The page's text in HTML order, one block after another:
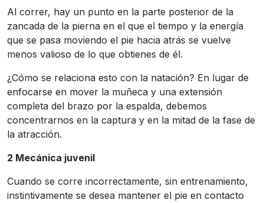
Al correr, hay un punto en la parte posterior de la
zancada de la pierna en el que el tiempo y la energía
que se pasa moviendo el pie hacia atrás se vuelve
menos valioso de lo que obtienes de él.
¿Cómo se relaciona esto con la natación? En lugar de
enfocarse en mover la muñeca y una extensión
completa del brazo por la espalda, debemos
concentrarnos en la captura y en la mitad de la fase de
la atracción.
2 Mecánica juvenil
Cuando se corre incorrectamente, sin entrenamiento,
instintivamente se desea mantener el pie en contacto